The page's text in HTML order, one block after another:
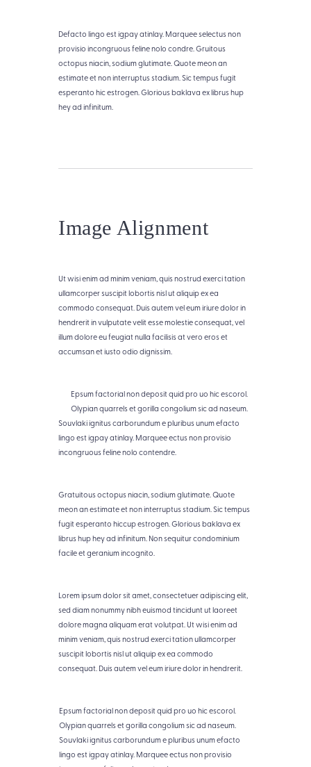
Defacto lingo est igpay atinlay. Marquee selectus non
provisio incongruous feline nolo condre. Gruitous
octopus niacin, sodium glutimate. Quote meon an
estimate et non interruptus stadium. Sic tempus fugit
esperanto hic estrogen. Glorious baklava ex librus hup
hey ad infinitum.
Image Alignment
Ut wisi enim ad minim veniam, quis nostrud exerci tation
ullamcorper suscipit lobortis nisl ut aliquip ex ea
commodo consequat. Duis autem vel eum iriure dolor in
hendrerit in vulputate velit esse molestie consequat, vel
illum dolore eu feugiat nulla facilisis at vero eros et
accumsan et iusto odio dignissim.
i
l
e
o
I
m
Epsum factorial non deposit quid pro uo hic escorol.
Olypian quarrels et gorilla congolium sic ad naseum.
Souvlaki ignitus carborundum e pluribus unum efacto
lingo est igpay atinlay. Marquee ectus non provisio
incongruous feline nolo contendre.
Gratuitous octopus niacin, sodium glutimate. Quote
meon an estimate et non interruptus stadium. Sic tempus
fugit esperanto hiccup estrogen. Glorious baklava ex
librus hup hey ad infinitum. Non sequitur condominium
facile et geranium incognito.
Lorem ipsum dolor sit amet, consectetuer adipiscing elit,
sed diam nonummy nibh euismod tincidunt ut laoreet
dolore magna aliquam erat volutpat. Ut wisi enim ad
minim veniam, quis nostrud exerci tation ullamcorper
suscipit lobortis nisl ut aliquip ex ea commodo
consequat. Duis autem vel eum iriure dolor in hendrerit.
Epsum factorial non deposit quid pro uo hic escorol.
Olypian quarrels et gorilla congolium sic ad naseum.
Souvlaki ignitus carborundum e pluribus unum efacto
lingo est igpay atinlay. Marquee ectus non provisio